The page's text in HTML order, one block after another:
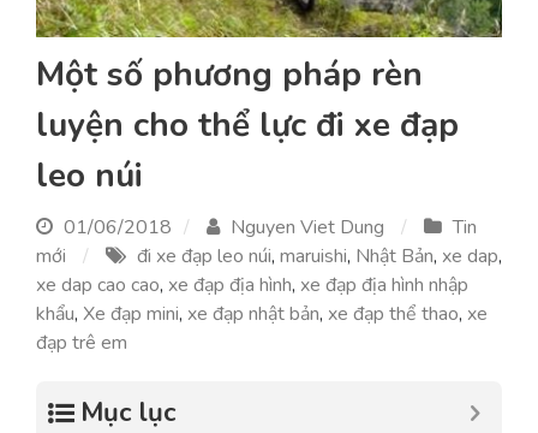
Một số phương pháp rèn
luyện cho thể lực đi xe đạp
leo núi
01/06/2018 Nguyen Viet Dung
Tin
mới
đi xe đạp leo núi, maruishi, Nhật Bản, xe dap,
xe dap cao cao, xe đạp địa hình, xe đạp địa hình nhập
khẩu, Xe đạp mini, xe đạp nhật bản, xe đạp thể thao, xe
đạp trê em
Mục lục